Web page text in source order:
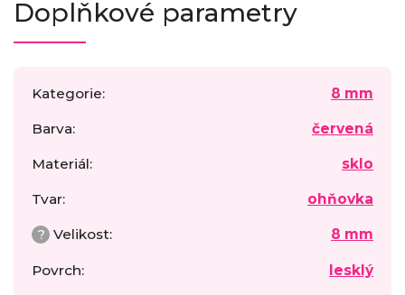
Doplňkové parametry
Kategorie: 8 mm
Barva: červená
Materiál: sklo
Tvar: ohňovka
? Velikost: 8 mm
Povrch: lesklý